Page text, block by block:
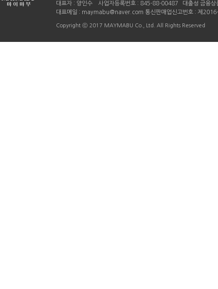
대표자 : 양인수 사업자등록번호 : 845-88-00487 대출성 금융
대표메일 : maymabu@naver.com 통신판매업신고번호 : 제
Copyright ⓒ 2017 MAYMABU Co., Ltd. All Rights Reserved